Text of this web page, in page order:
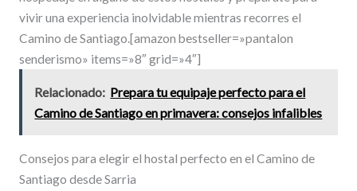
vivir una experiencia inolvidable mientras recorres el
Camino de Santiago.[amazon bestseller=»pantalon
senderismo» items=»8″ grid=»4″]
Relacionado: Prepara tu equipaje perfecto para el
Camino de Santiago en primavera: consejos infalibles
Consejos para elegir el hostal perfecto en el Camino de
Santiago desde Sarria